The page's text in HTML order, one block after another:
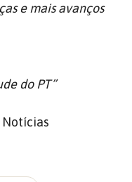
e mais avanços
do PT”
Notícias